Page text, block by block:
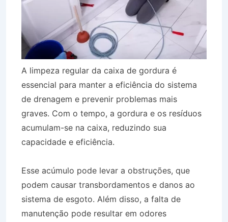
A limpeza regular da caixa de gordura é
essencial para manter a eficiência do sistema
de drenagem e prevenir problemas mais
graves. Com o tempo, a gordura e os resíduos
acumulam-se na caixa, reduzindo sua
capacidade e eficiência.
Esse acúmulo pode levar a obstruções, que
podem causar transbordamentos e danos ao
sistema de esgoto. Além disso, a falta de
manutenção pode resultar em odores